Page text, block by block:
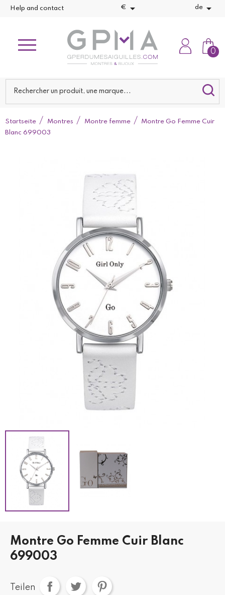
Help and contact €  de 
0
Startseite Montres Montre femme
Montre Go Femme Cuir
Blanc 699003
Montre Go Femme Cuir Blanc
699003
Teilen